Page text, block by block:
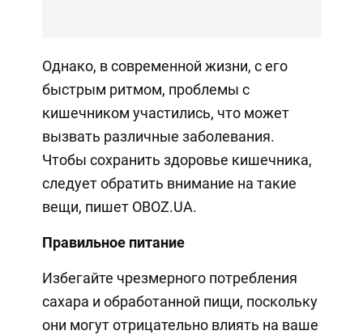
Однако, в современной жизни, с его
быстрым ритмом, проблемы с
кишечником участились, что может
вызвать различные заболевания.
Чтобы сохранить здоровье кишечника,
следует обратить внимание на такие
вещи, пишет OBOZ.UA.
Правильное питание
Избегайте чрезмерного потребления
сахара и обработанной пищи, поскольку
они могут отрицательно влиять на ваше